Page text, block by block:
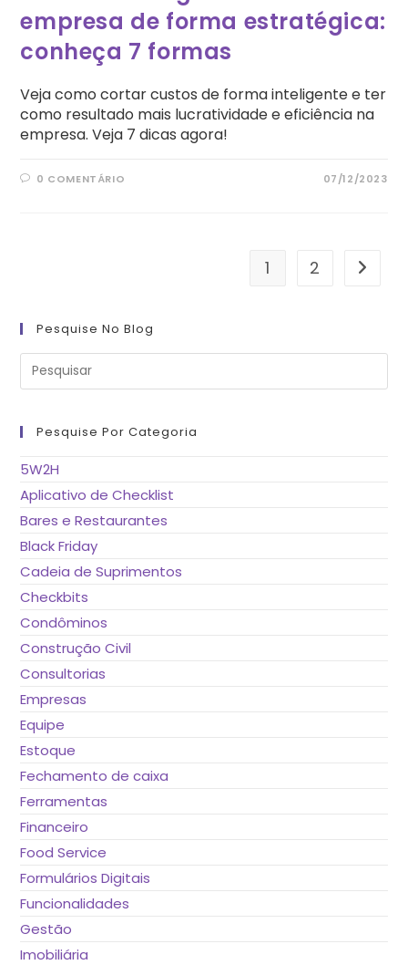
empresa de forma estratégica:
conheça 7 formas
Veja como cortar custos de forma inteligente e ter
como resultado mais lucratividade e eficiência na
empresa. Veja 7 dicas agora!
0 COMENTÁRIO 07/12/2023
1 2 Ir para
Pesquise No Blog
Pesquise Por Categoria
5W2H
Aplicativo de Checklist
Bares e Restaurantes
Black Friday
Cadeia de Suprimentos
Checkbits
Condôminos
Construção Civil
Consultorias
Empresas
Equipe
Estoque
Fechamento de caixa
Ferramentas
Financeiro
Food Service
Formulários Digitais
Funcionalidades
Gestão
Imobiliária